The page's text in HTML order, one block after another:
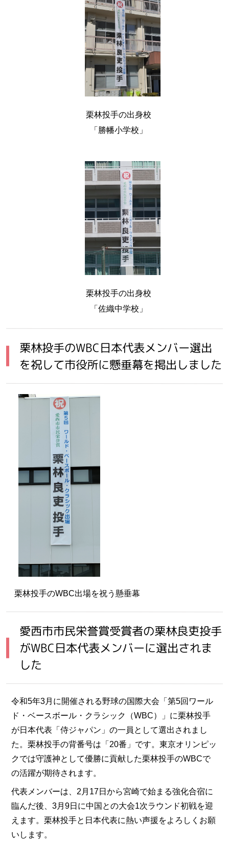
栗林投手の出身校
「勝幡小学校」
栗林投手の出身校
「佐織中学校」
栗林投手のWBC日本代表メンバー選出
を祝して市役所に懸垂幕を掲出しました
栗林投手のWBC出場を祝う懸垂幕
愛西市市民栄誉賞受賞者の栗林良吏投手
がWBC日本代表メンバーに選出されま
した
令和5年3月に開催される野球の国際大会「第5回ワール
ド・ベースボール・クラシック（WBC）」に栗林投手
が日本代表「侍ジャパン」の一員として選出されまし
た。栗林投手の背番号は「20番」です。東京オリンピッ
クでは守護神として優勝に貢献した栗林投手のWBCで
の活躍が期待されます。
代表メンバーは、2月17日から宮崎で始まる強化合宿に
臨んだ後、3月9日に中国との大会1次ラウンド初戦を迎
えます。栗林投手と日本代表に熱い声援をよろしくお願
いします。